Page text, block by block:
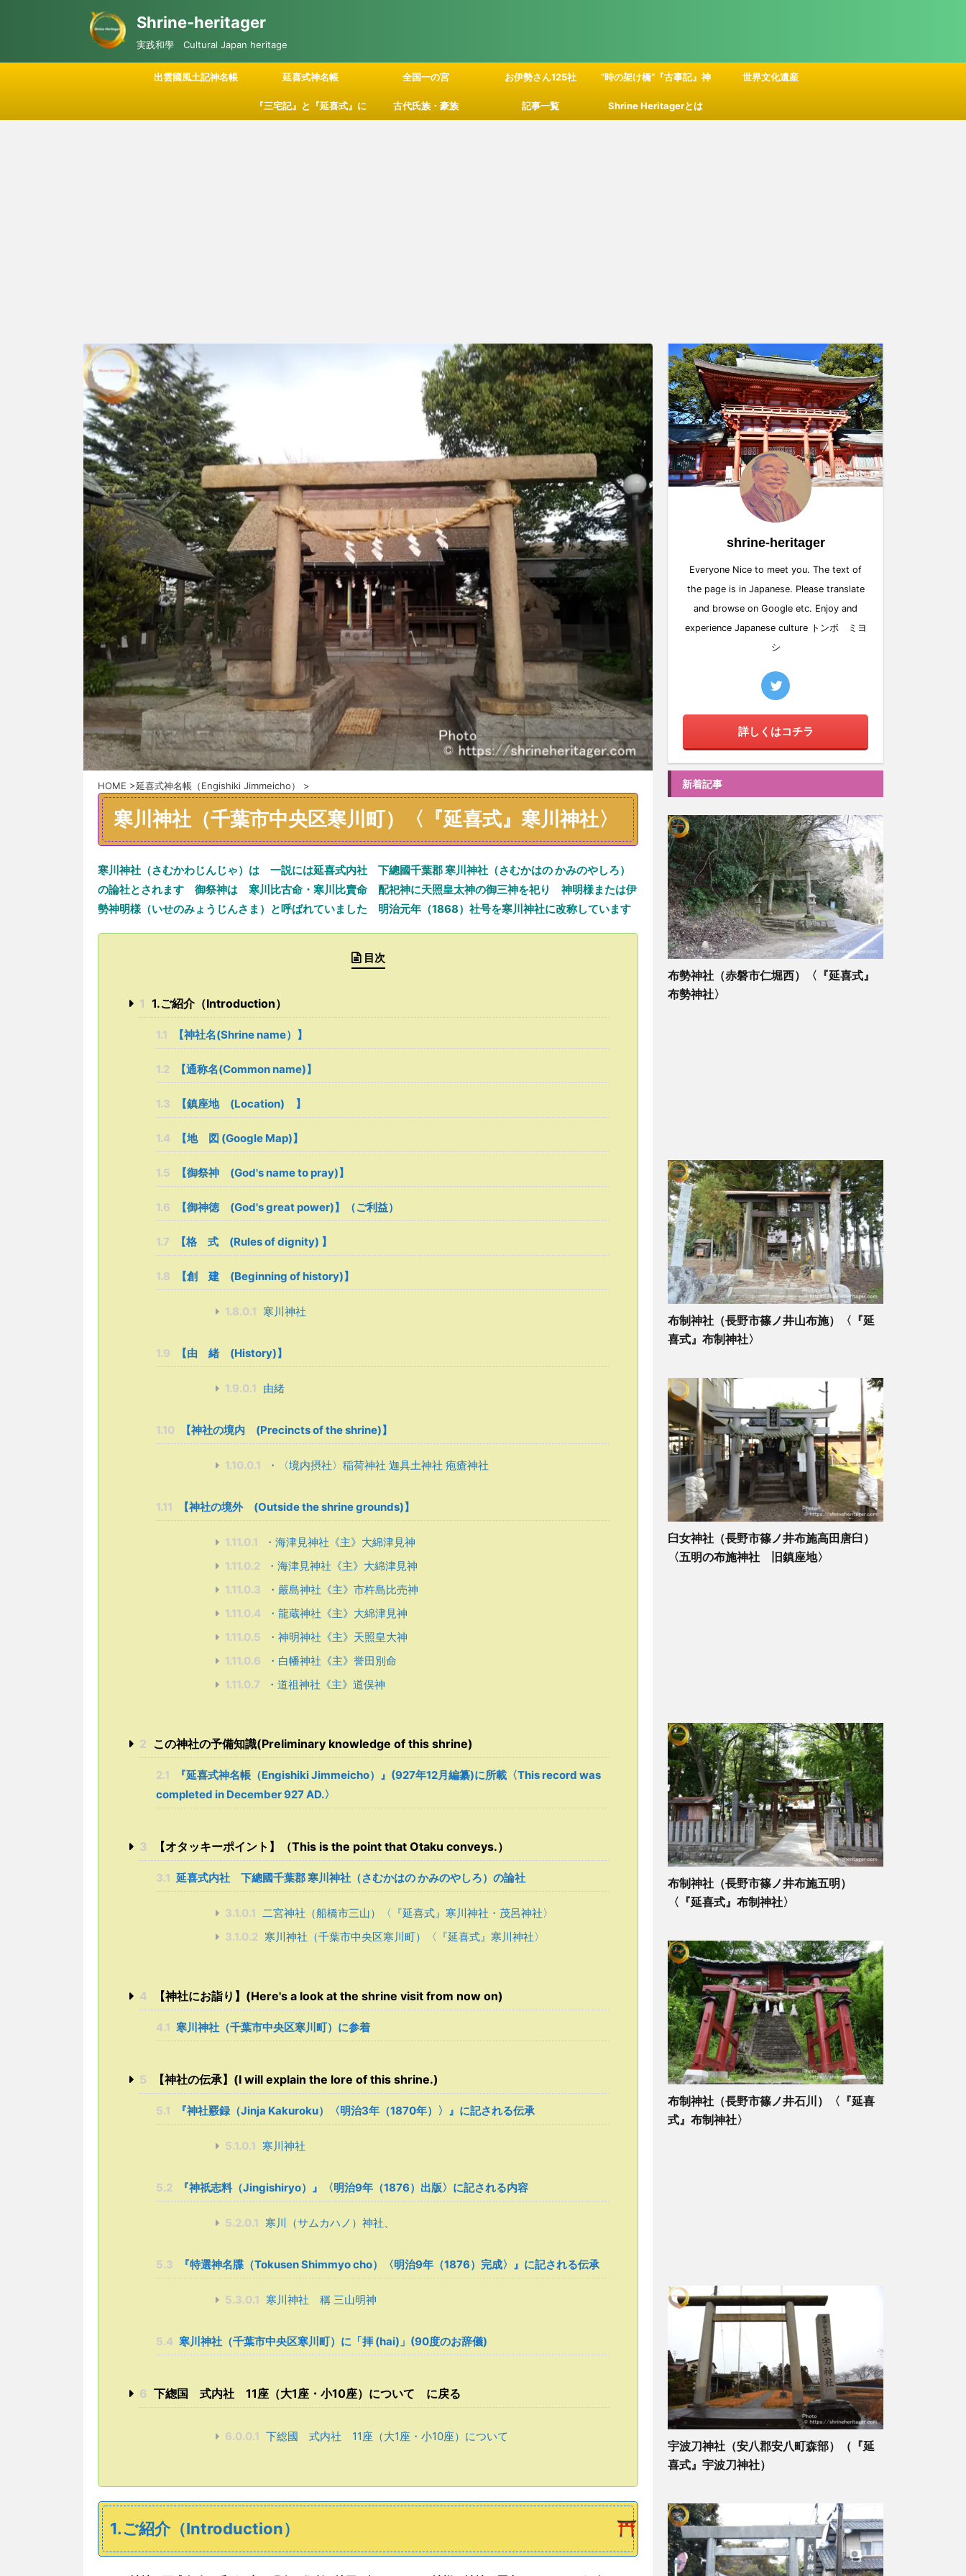
Shrine-heritager
実践和學 Cultural Japan heritage
出雲國風土記神名帳 延喜式神名帳 全国一の宮 お伊勢さん125社 ”時の架け橋”『古事記』神
話の舞台
世界文化遺産
『三宅記』と『延喜式』に 古代氏族・豪族 記事一覧 Shrine Heritagerとは
HOME >延喜式神名帳（Engishiki Jimmeicho） >
寒川神社（千葉市中央区寒川町）〈『延喜式』寒川神社〉
寒川神社（さむかわじんじゃ） は 一説には延喜式内社 下總國千葉郡 寒川神社（さむかはの かみのやしろ）
の論社とされます 御祭神は 寒川比古命・寒川比賣命 配祀神に天照皇太神の御三神を祀り 神明様または伊
勢神明様（いせのみょうじんさま） と呼ばれていました 明治元年（1868）社号を寒川神社に改称しています
目次
1 1.ご紹介（Introduction）
1.1 【神社名(Shrine name）】
1.2 【通称名(Common name)】
1.3 【鎮座地 (Location) 】
1.4 【地 図 (Google Map)】
1.5 【御祭神 (God's name to pray)】
1.6 【御神徳 (God's great power)】（ご利益）
1.7 【格 式 (Rules of dignity) 】
1.8 【創 建 (Beginning of history)】
1.8.0.1 寒川神社
1.9 【由 緒 (History)】
1.9.0.1 由緒
1.10 【神社の境内 (Precincts of the shrine)】
1.10.0.1 ・〈境内摂社〉稲荷神社 迦具土神社 疱瘡神社
1.11 【神社の境外 (Outside the shrine grounds)】
1.11.0.1
・海津見神社《主》大綿津見神
1.11.0.2
・海津見神社《主》大綿津見神
1.11.0.3
・嚴島神社《主》市杵島比売神
1.11.0.4
・龍蔵神社《主》大綿津見神
1.11.0.5
・神明神社《主》天照皇大神
1.11.0.6
・白幡神社《主》誉田別命
1.11.0.7
・道祖神社《主》道俣神
2 この神社の予備知識(Preliminary knowledge of this shrine)
2.1
『延喜式神名帳（Engishiki Jimmeicho）』(927年12月編纂)に所載〈This record was
completed in December 927 AD.〉
3 【オタッキーポイント】（This is the point that Otaku conveys.）
3.1 延喜式内社 下總國千葉郡 寒川神社（さむかはの かみのやしろ）の論社
3.1.0.1 二宮神社（船橋市三山）〈『延喜式』寒川神社・茂呂神社〉
3.1.0.2 寒川神社（千葉市中央区寒川町）〈『延喜式』寒川神社〉
4 【神社にお詣り】(Here's a look at the shrine visit from now on)
4.1 寒川神社（千葉市中央区寒川町）に参着
5 【神社の伝承】(I will explain the lore of this shrine.)
5.1 『神社覈録（Jinja Kakuroku）〈明治3年（1870年）〉』に記される伝承
5.1.0.1 寒川神社
5.2 『神祇志料（Jingishiryo）』〈明治9年（1876）出版〉に記される内容
5.2.0.1 寒川（サムカハノ）神社、
5.3 『特選神名牒（Tokusen Shimmyo cho）〈明治9年（1876）完成〉』に記される伝承
5.3.0.1 寒川神社 稱 三山明神
5.4 寒川神社（千葉市中央区寒川町）に「拝 (hai)」(90度のお辞儀)
6 下緫国 式内社 11座（大1座・小10座）について に戻る
6.0.0.1 下総國 式内社 11座（大1座・小10座）について
1.ご紹介（Introduction）
shrine-heritager
Everyone Nice to meet you. The text of
the page is in Japanese. Please translate
and browse on Google etc. Enjoy and
experience Japanese culture トンボ ミヨ
シ
詳しくはコチラ
新着記事
布勢神社（赤磐市仁堀西）〈『延喜式』
布勢神社〉
布制神社（長野市篠ノ井山布施）〈『延
喜式』布制神社〉
臼女神社（長野市篠ノ井布施高田唐臼）
〈五明の布施神社 旧鎮座地〉
布制神社（長野市篠ノ井布施五明）
〈『延喜式』布制神社〉
布制神社（長野市篠ノ井石川）〈『延喜
式』布制神社〉
宇波刀神社（安八郡安八町森部）（『延
喜式』宇波刀神社）